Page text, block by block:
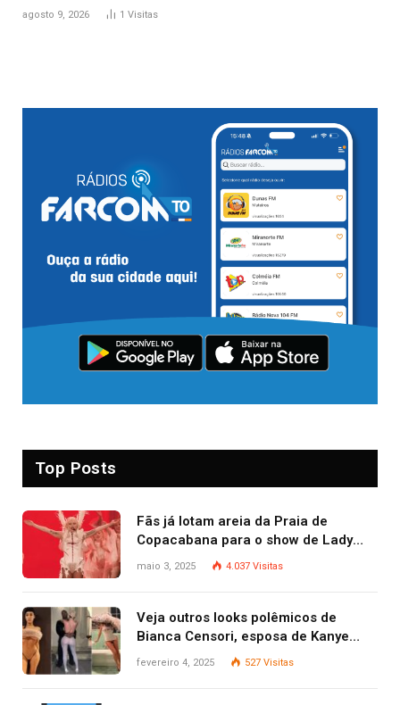
agosto 9, 2026 1 Visitas
Top Posts
Fãs já lotam areia da Praia de
Copacabana para o show de Lady
Gaga
maio 3, 2025 4.037 Visitas
Veja outros looks polêmicos de
Bianca Censori, esposa de Kanye
West que apareceu nua no Grammy
fevereiro 4, 2025 527 Visitas